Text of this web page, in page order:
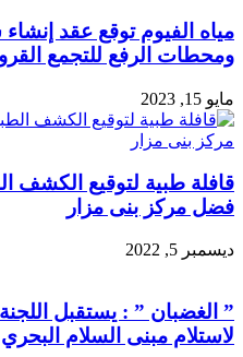
مياه الفيوم توقع عقد
ومحطات الرفع للتجمع
مايو 15, 2023
قافلة طبية لتوقيع الكشف
فضل مركز بنى مزار
ديسمبر 5, 2022
” الغضبان ” : يستقبل
لاستلام مبنى السلام البحري